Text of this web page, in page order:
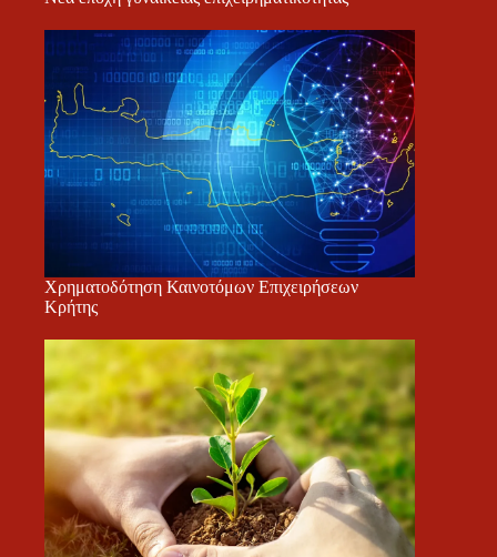
Χρηματοδότηση Καινοτόμων Επιχειρήσεων
Κρήτης